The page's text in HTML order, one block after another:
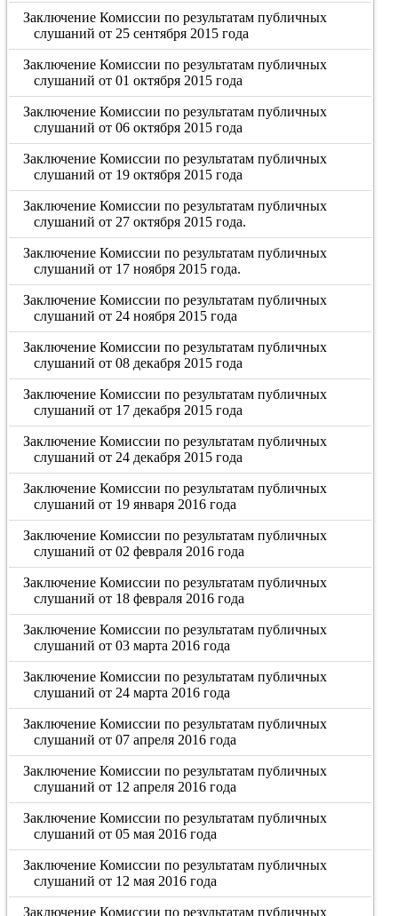
Заключение Комиссии по результатам публичных
слушаний от 25 сентября 2015 года
Заключение Комиссии по результатам публичных
слушаний от 01 октября 2015 года
Заключение Комиссии по результатам публичных
слушаний от 06 октября 2015 года
Заключение Комиссии по результатам публичных
слушаний от 19 октября 2015 года
Заключение Комиссии по результатам публичных
слушаний от 27 октября 2015 года.
Заключение Комиссии по результатам публичных
слушаний от 17 ноября 2015 года.
Заключение Комиссии по результатам публичных
слушаний от 24 ноября 2015 года
Заключение Комиссии по результатам публичных
слушаний от 08 декабря 2015 года
Заключение Комиссии по результатам публичных
слушаний от 17 декабря 2015 года
Заключение Комиссии по результатам публичных
слушаний от 24 декабря 2015 года
Заключение Комиссии по результатам публичных
слушаний от 19 января 2016 года
Заключение Комиссии по результатам публичных
слушаний от 02 февраля 2016 года
Заключение Комиссии по результатам публичных
слушаний от 18 февраля 2016 года
Заключение Комиссии по результатам публичных
слушаний от 03 марта 2016 года
Заключение Комиссии по результатам публичных
слушаний от 24 марта 2016 года
Заключение Комиссии по результатам публичных
слушаний от 07 апреля 2016 года
Заключение Комиссии по результатам публичных
слушаний от 12 апреля 2016 года
Заключение Комиссии по результатам публичных
слушаний от 05 мая 2016 года
Заключение Комиссии по результатам публичных
слушаний от 12 мая 2016 года
Заключение Комиссии по результатам публичных